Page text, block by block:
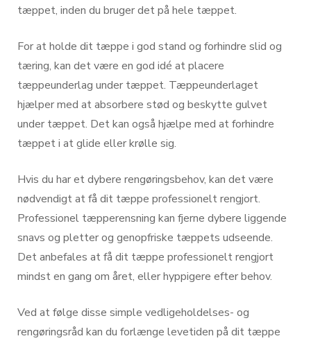
tæppet, inden du bruger det på hele tæppet.
For at holde dit tæppe i god stand og forhindre slid og
tæring, kan det være en god idé at placere
tæppeunderlag under tæppet. Tæppeunderlaget
hjælper med at absorbere stød og beskytte gulvet
under tæppet. Det kan også hjælpe med at forhindre
tæppet i at glide eller krølle sig.
Hvis du har et dybere rengøringsbehov, kan det være
nødvendigt at få dit tæppe professionelt rengjort.
Professionel tæpperensning kan fjerne dybere liggende
snavs og pletter og genopfriske tæppets udseende.
Det anbefales at få dit tæppe professionelt rengjort
mindst en gang om året, eller hyppigere efter behov.
Ved at følge disse simple vedligeholdelses- og
rengøringsråd kan du forlænge levetiden på dit tæppe